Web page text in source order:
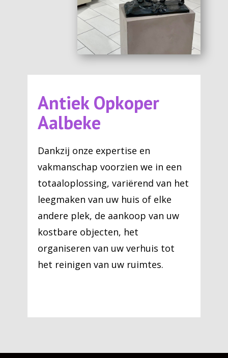
Antiek Opkoper
Aalbeke
Dankzij onze expertise en
vakmanschap voorzien we in een
totaaloplossing, variërend van het
leegmaken van uw huis of elke
andere plek, de aankoop van uw
kostbare objecten, het
organiseren van uw verhuis tot
het reinigen van uw ruimtes.